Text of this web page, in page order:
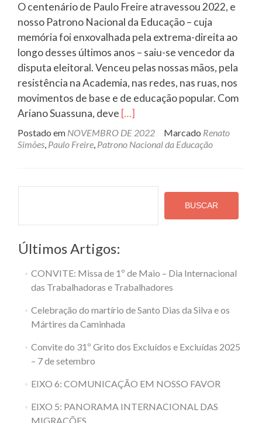
O centenário de Paulo Freire atravessou 2022, e
nosso Patrono Nacional da Educação – cuja
memória foi enxovalhada pela extrema-direita ao
longo desses últimos anos – saiu-se vencedor da
disputa eleitoral. Venceu pelas nossas mãos, pela
resistência na Academia, nas redes, nas ruas, nos
movimentos de base e de educação popular. Com
Ariano Suassuna, deve Leia
mais
sobreCelebrar
da
[…]
Postado em NOVEMBRO DE 2022 Marcado Renato
Simões, Paulo Freire, Patrono Nacional da Educação
BUSCAR
Últimos Artigos:
CONVITE: Missa de 1º de Maio – Dia Internacional
das Trabalhadoras e Trabalhadores
Celebração do martírio de Santo Dias da Silva e os
Mártires da Caminhada
Convite do 31º Grito dos Excluídos e Excluídas 2025
– 7 de setembro
EIXO 6: COMUNICAÇÃO EM NOSSO FAVOR
EIXO 5: PANORAMA INTERNACIONAL DAS
MIGRAÇÕES